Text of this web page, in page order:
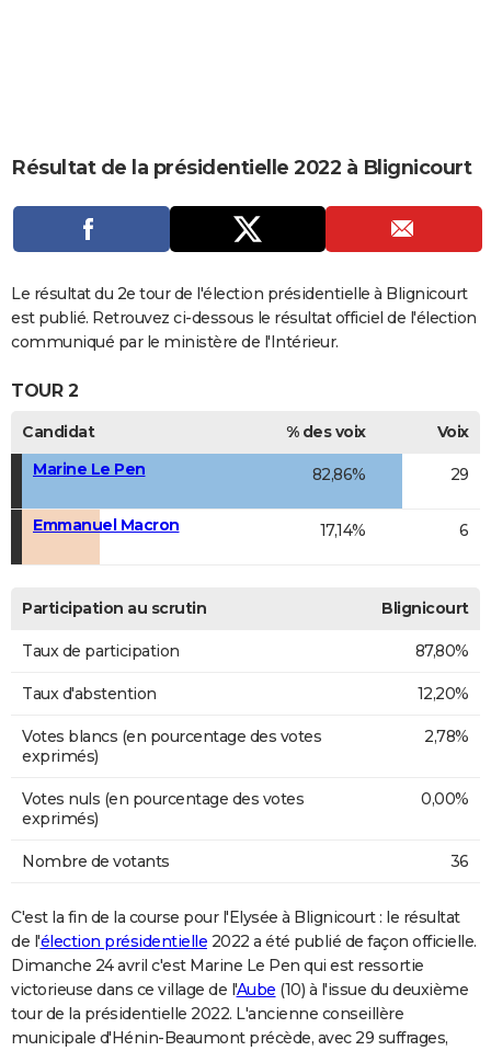
CARTE DE VOEUX
DICTIONNAIRE
Dictionnaire
Biographies
Expressions
Proverbes
PROGRAMME TV
COPAINS D'AVANT
S'inscrire
Se connecter
Lycées
Collèges
Primaires
Universités
Entreprises
Service militaire
Avis de recherche
AVIS DE DÉCÈS
FORUM
Bricolage
Culture
Television
Voyage
Résultat de la présidentielle 2022 à Blignicourt
Le résultat du 2e tour de l'élection présidentielle à Blignicourt
est publié. Retrouvez ci-dessous le résultat officiel de l'élection
communiqué par le ministère de l'Intérieur.
TOUR 2
Candidat % des voix
Voix
Marine Le Pen
82,86% 29
Emmanuel Macron 17,14% 6
Participation au scrutin Blignicourt
Taux de participation 87,80%
Taux d'abstention 12,20%
Votes blancs (en pourcentage des votes
exprimés)
2,78%
Votes nuls (en pourcentage des votes
exprimés)
0,00%
Nombre de votants 36
C'est la fin de la course pour l'Elysée à Blignicourt : le résultat
de l'élection présidentielle 2022 a été publié de façon officielle.
Dimanche 24 avril c'est Marine Le Pen qui est ressortie
victorieuse dans ce village de l'Aube (10) à l'issue du deuxième
tour de la présidentielle 2022. L'ancienne conseillère
municipale d'Hénin-Beaumont précède, avec 29 suffrages,